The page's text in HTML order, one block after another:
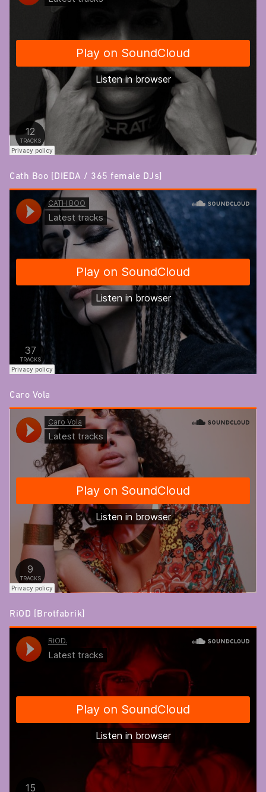
Cath Boo [DIEDA / 365 female DJs]
Caro Vola
RiOD [Brotfabrik]